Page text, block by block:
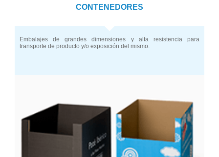
CONTENEDORES
Embalajes de grandes dimensiones y alta resistencia para
transporte de producto y/o exposición del mismo.